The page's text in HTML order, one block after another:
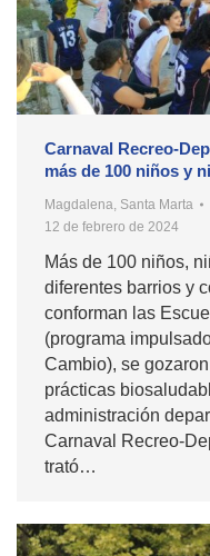
Carnaval Recreo-
más de 100 niños y
Magdalena Santa Marta
12 de febrero de 2024
Más de 100 niños,
diferentes barrios y
conforman las
(programa
Cambio), se
prácticas
administración
Carnaval Recreo-
trató…